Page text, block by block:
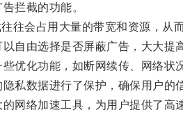
拦截的功能。
会占用大量的带宽和资源，从而
由选择是否屏蔽广告，大大提高
化功能，如断网续传、网络状
数据进行了保护，确保用户的信
络加速工具，为用户提供了高速